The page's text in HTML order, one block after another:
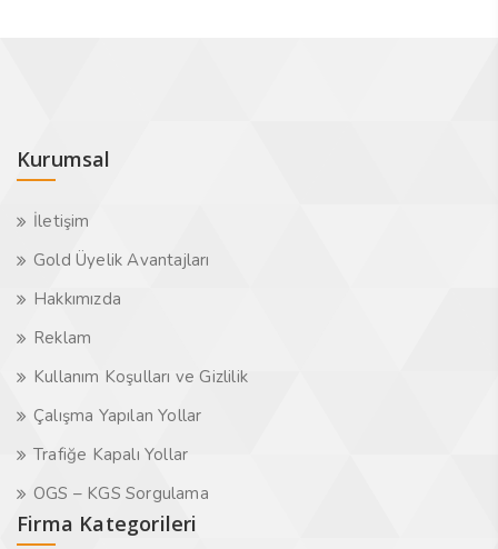
Kurumsal
İletişim
Gold Üyelik Avantajları
Hakkımızda
Reklam
Kullanım Koşulları ve Gizlilik
Çalışma Yapılan Yollar
Trafiğe Kapalı Yollar
OGS – KGS Sorgulama
Firma Kategorileri